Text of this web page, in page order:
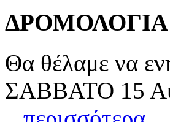
ΔΡΟΜΟΛΟΓΙΑ
Θα θέλαμε να
ΣΑΒΒΑΤΟ 15